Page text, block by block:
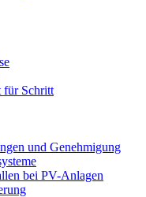
für Schritt
und Genehmigung
bei PV-Anlagen